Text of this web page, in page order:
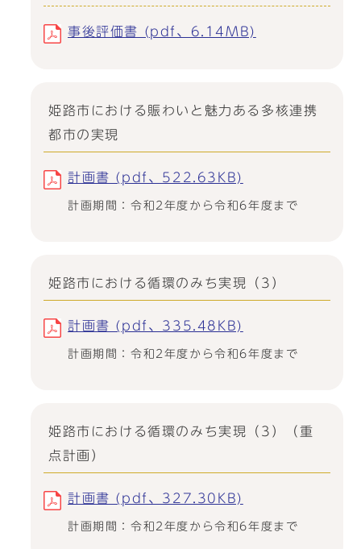
事後評価書 (pdf、6.14MB)
姫路市における賑わいと魅力ある多核連携
都市の実現
計画書 (pdf、522.63KB)
計画期間：令和2年度から令和6年度まで
姫路市における循環のみち実現（3）
計画書 (pdf、335.48KB)
計画期間：令和2年度から令和6年度まで
姫路市における循環のみち実現（3）（重
点計画）
計画書 (pdf、327.30KB)
計画期間：令和2年度から令和6年度まで